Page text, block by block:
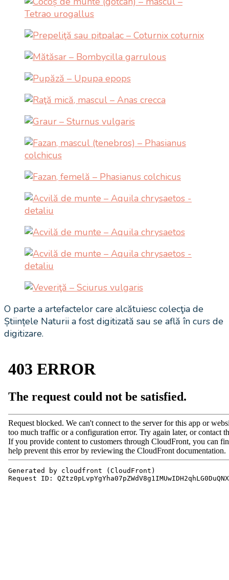
O parte a artefactelor care alcătuiesc colecţia de
Științele Naturii a fost digitizată sau se află în curs de
digitizare.